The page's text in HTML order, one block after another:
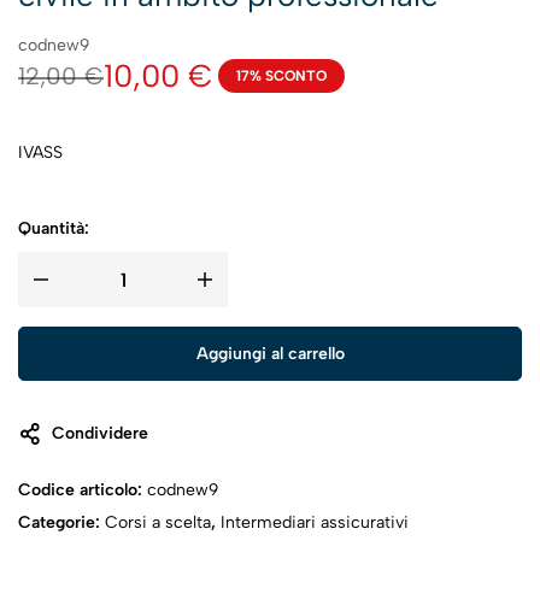
codnew9
12,00€10,00 € 17% SCONTO
IVASS
Quantità:
Aggiungi al carrello
Condividere
Codice articolo: codnew9
Categorie: Corsi a scelta, Intermediari assicurativi